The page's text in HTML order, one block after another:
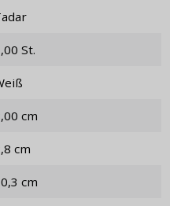
Tadar
1,00 St.
weiß
8,00 cm
2,8 cm
10,3 cm